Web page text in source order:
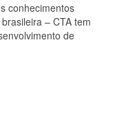
conhecimentos
– CTA tem
de